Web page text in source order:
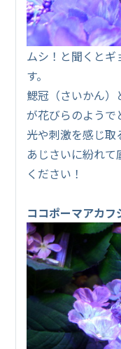
ムシ！と聞くと
す。
鰓冠（さいかん
が花びらのようで
光や刺激を感じ取
あじさいに紛れ
ください！
ココポーマアカフ